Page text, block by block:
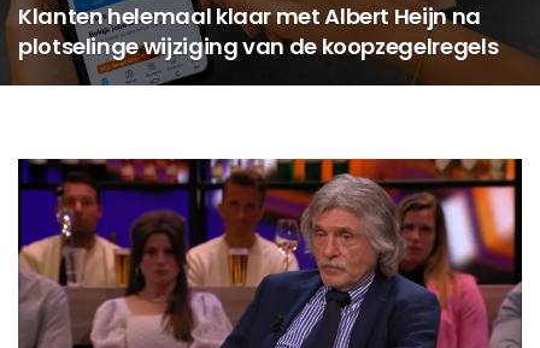
Klanten helemaal klaar met Albert Heijn na
plotselinge wijziging van de koopzegelregels